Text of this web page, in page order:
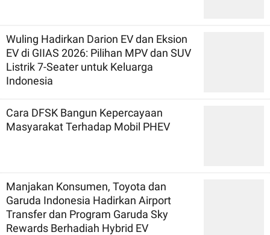
Wuling Hadirkan Darion EV dan Eksion
EV di GIIAS 2026: Pilihan MPV dan SUV
Listrik 7-Seater untuk Keluarga
Indonesia
Cara DFSK Bangun Kepercayaan
Masyarakat Terhadap Mobil PHEV
Manjakan Konsumen, Toyota dan
Garuda Indonesia Hadirkan Airport
Transfer dan Program Garuda Sky
Rewards Berhadiah Hybrid EV